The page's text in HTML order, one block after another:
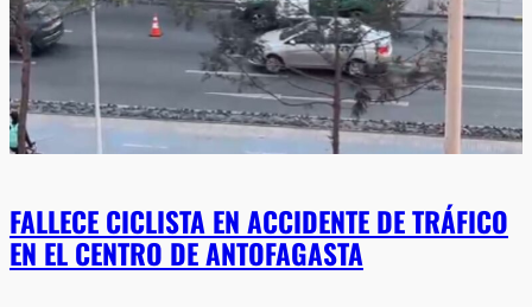
FALLECE CICLISTA EN ACCIDENTE DE TRÁFICO
EN EL CENTRO DE ANTOFAGASTA